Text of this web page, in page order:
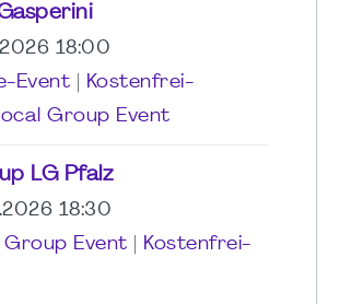
18:00
Event
Kostenfrei-
Group Event
LG Pfalz
18:30
Group Event
Kostenfrei-